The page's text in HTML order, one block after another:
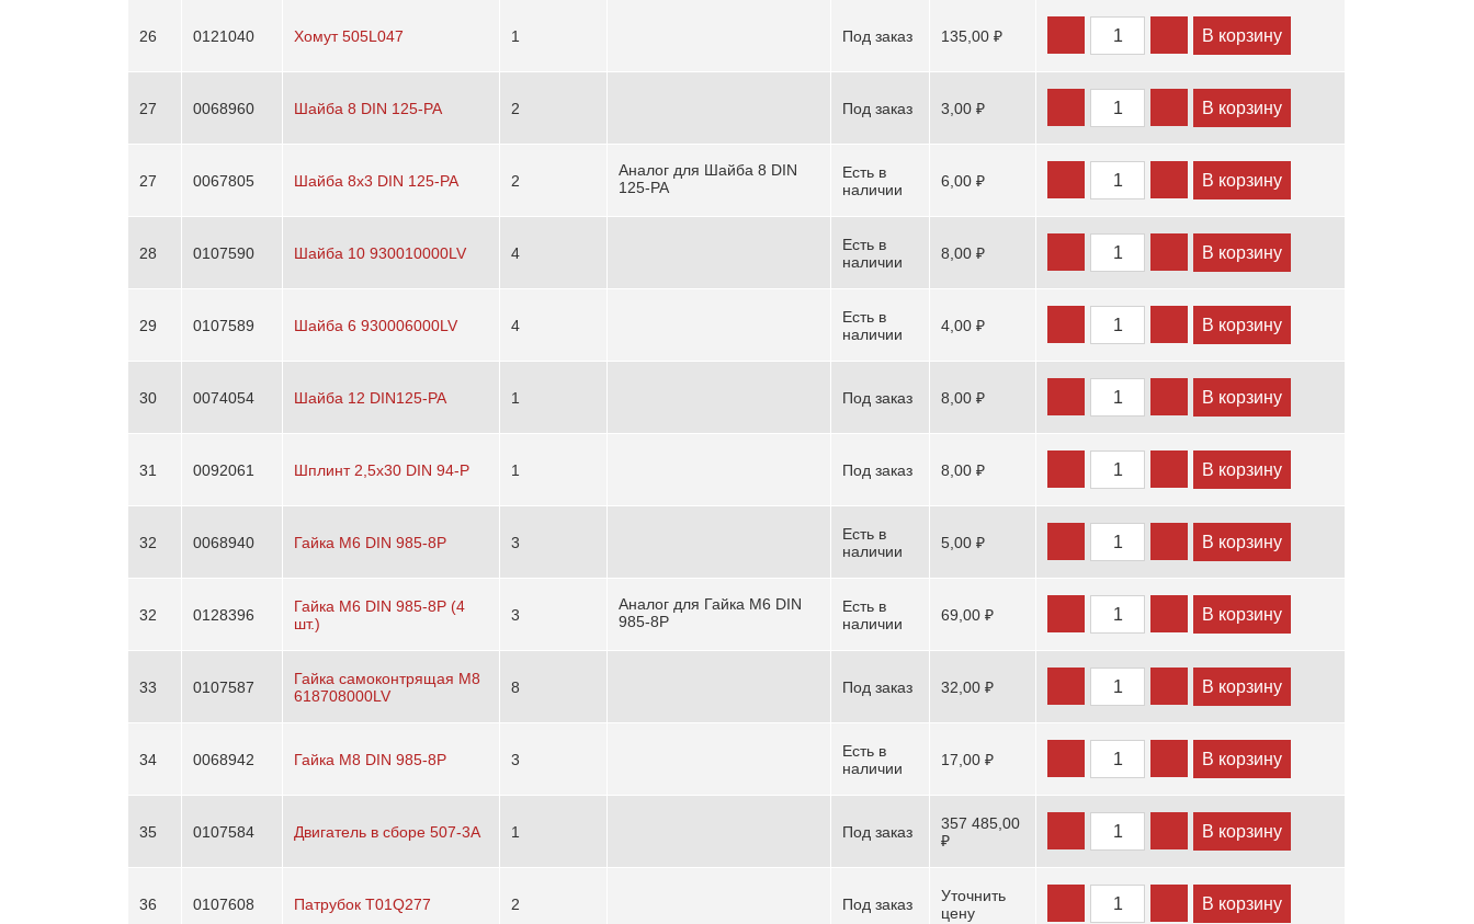
26 0121040 Хомут 505L047 1 Под заказ 135,00 ₽ В корзину
27 0068960 Шайба 8 DIN 125-PA 2 Под заказ 3,00 ₽ В корзину
27 0067805 Шайба 8x3 DIN 125-PA 2
Аналог для Шайба 8 DIN
125-PA
Есть в
наличии
6,00 ₽ В корзину
28 0107590 Шайба 10 930010000LV 4
Есть в
наличии
8,00 ₽ В корзину
29 0107589 Шайба 6 930006000LV 4
Есть в
наличии
4,00 ₽ В корзину
30 0074054 Шайба 12 DIN125-PA 1 Под заказ 8,00 ₽ В корзину
31 0092061 Шплинт 2,5х30 DIN 94-P 1 Под заказ 8,00 ₽ В корзину
32 0068940 Гайка М6 DIN 985-8Р 3
Есть в
наличии
5,00 ₽ В корзину
32 0128396
Гайка M6 DIN 985-8Р (4
шт.)
3
Аналог для Гайка М6 DIN
985-8Р
Есть в
наличии
69,00 ₽ В корзину
33 0107587
Гайка самоконтрящая М8
618708000LV
8 Под заказ 32,00 ₽ В корзину
34 0068942 Гайка М8 DIN 985-8P 3
Есть в
наличии
17,00 ₽ В корзину
35 0107584 Двигатель в сборе 507-3A 1 Под заказ
357 485,00
₽
В корзину
36 0107608 Патрубок T01Q277 2 Под заказ
Уточнить
цену
В корзину